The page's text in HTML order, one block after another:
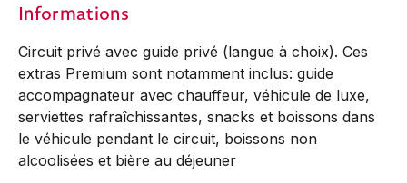
Informations
Circuit privé avec guide privé (langue à choix). Ces
extras Premium sont notamment inclus: guide
accompagnateur avec chauffeur, véhicule de luxe,
serviettes rafraîchissantes, snacks et boissons dans
le véhicule pendant le circuit, boissons non
alcoolisées et bière au déjeuner